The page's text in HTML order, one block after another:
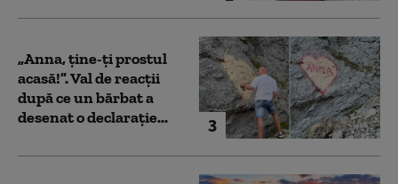
3
„Anna, ţine-ţi prostul
acasă!”. Val de reacții
după ce un bărbat a
desenat o declarație...